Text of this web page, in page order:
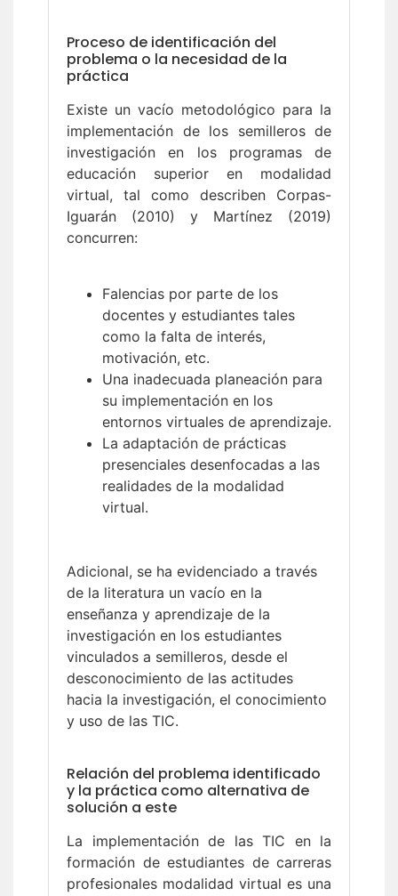
Proceso de identificación del
problema o la necesidad de la
práctica
Existe un vacío metodológico para la
implementación de los semilleros de
investigación en los programas de
educación superior en modalidad
virtual, tal como describen Corpas-
Iguarán (2010) y Martínez (2019)
concurren:
Falencias por parte de los
docentes y estudiantes tales
como la falta de interés,
motivación, etc.
Una inadecuada planeación para
su implementación en los
entornos virtuales de aprendizaje.
La adaptación de prácticas
presenciales desenfocadas a las
realidades de la modalidad
virtual.
Adicional, se ha evidenciado a través
de la literatura un vacío en la
enseñanza y aprendizaje de la
investigación en los estudiantes
vinculados a semilleros, desde el
desconocimiento de las actitudes
hacia la investigación, el conocimiento
y uso de las TIC.
Relación del problema identificado
y la práctica como alternativa de
solución a este
La implementación de las TIC en la
formación de estudiantes de carreras
profesionales modalidad virtual es una